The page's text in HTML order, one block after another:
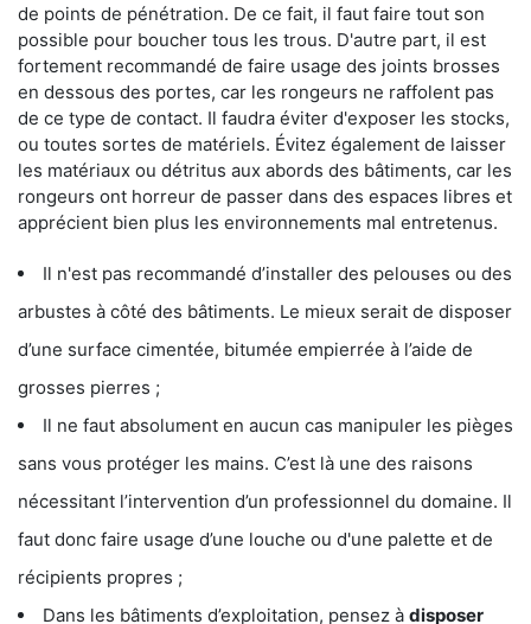
de points de pénétration. De ce fait, il faut faire tout son
possible pour boucher tous les trous. D'autre part, il est
fortement recommandé de faire usage des joints brosses
en dessous des portes, car les rongeurs ne raffolent pas
de ce type de contact. Il faudra éviter d'exposer les stocks,
ou toutes sortes de matériels. Évitez également de laisser
les matériaux ou détritus aux abords des bâtiments, car les
rongeurs ont horreur de passer dans des espaces libres et
apprécient bien plus les environnements mal entretenus.
Il n'est pas recommandé d’installer des pelouses ou des
arbustes à côté des bâtiments. Le mieux serait de disposer
d’une surface cimentée, bitumée empierrée à l’aide de
grosses pierres ;
Il ne faut absolument en aucun cas manipuler les pièges
sans vous protéger les mains. C’est là une des raisons
nécessitant l’intervention d’un professionnel du domaine. Il
faut donc faire usage d’une louche ou d'une palette et de
récipients propres ;
Dans les bâtiments d’exploitation, pensez à disposer